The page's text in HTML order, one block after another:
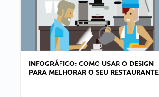
INFOGRÁFICO: COMO USAR O DESIGN
PARA MELHORAR O SEU RESTAURANTE